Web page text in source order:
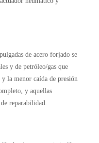
de acero forjado se
y de petróleo/gas que
la menor caída de presión
y aquellas
reparabilidad.